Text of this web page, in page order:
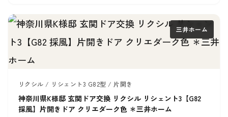
三井ホーム
リクシル / リシェント3 G82型 / 片開き
神奈川県K様邸 玄関ドア交換 リクシル リシェント3【G82
採風】片開きドア クリエダーク色 ＊三井ホーム